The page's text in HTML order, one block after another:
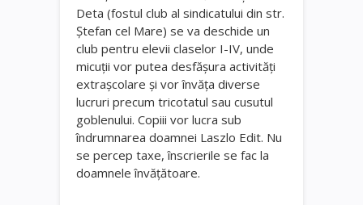
Deta (fostul club al sindicatului din str.
Ştefan cel Mare) se va deschide un
club pentru elevii claselor I-IV, unde
micuţii vor putea desfăşura activităţi
extraşcolare şi vor învăţa diverse
lucruri precum tricotatul sau cusutul
goblenului. Copiii vor lucra sub
îndrumnarea doamnei Laszlo Edit. Nu
se percep taxe, înscrierile se fac la
doamnele învăţătoare.